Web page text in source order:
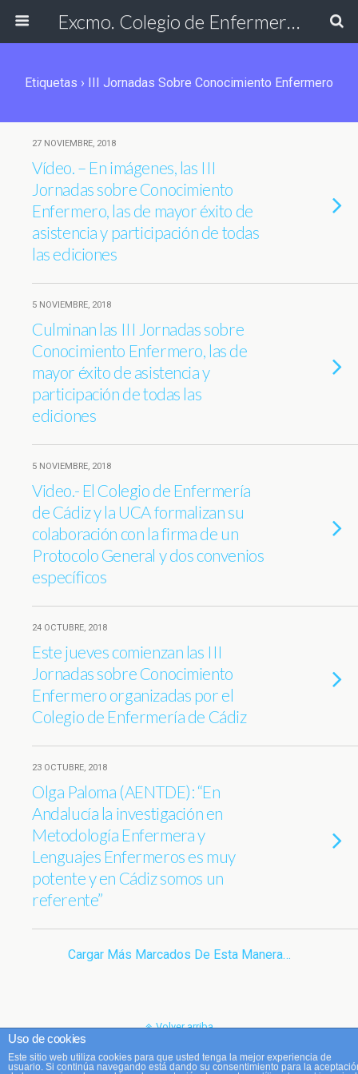
Excmo. Colegio de Enfermería de Cádiz
Etiquetas › III Jornadas Sobre Conocimiento Enfermero
27 NOVIEMBRE, 2018
Vídeo. – En imágenes, las III
Jornadas sobre Conocimiento
Enfermero, las de mayor éxito de
asistencia y participación de todas
las ediciones
5 NOVIEMBRE, 2018
Culminan las III Jornadas sobre
Conocimiento Enfermero, las de
mayor éxito de asistencia y
participación de todas las
ediciones
5 NOVIEMBRE, 2018
Video.- El Colegio de Enfermería
de Cádiz y la UCA formalizan su
colaboración con la firma de un
Protocolo General y dos convenios
específicos
24 OCTUBRE, 2018
Este jueves comienzan las III
Jornadas sobre Conocimiento
Enfermero organizadas por el
Colegio de Enfermería de Cádiz
23 OCTUBRE, 2018
Olga Paloma (AENTDE): “En
Andalucía la investigación en
Metodología Enfermera y
Lenguajes Enfermeros es muy
potente y en Cádiz somos un
referente”
Cargar Más Marcados De Esta Manera…
Volver arriba
Móvil Escritorio
Uso de cookies
Este sitio web utiliza cookies para que usted tenga la mejor experiencia de
usuario. Si continúa navegando está dando su consentimiento para la